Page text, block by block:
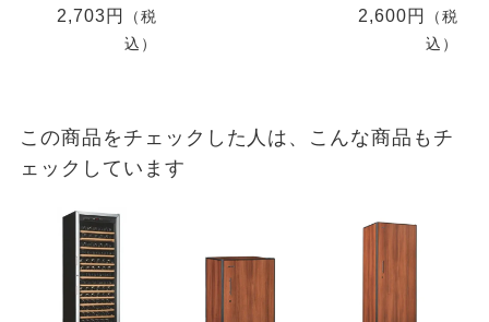
2,703円
（税
込）
2,600円
（税
込）
この商品をチェックした人は、こんな商品もチ
ェックしています